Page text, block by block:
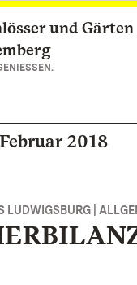
springenund Gärten
2018
LUDWIGSBURG |